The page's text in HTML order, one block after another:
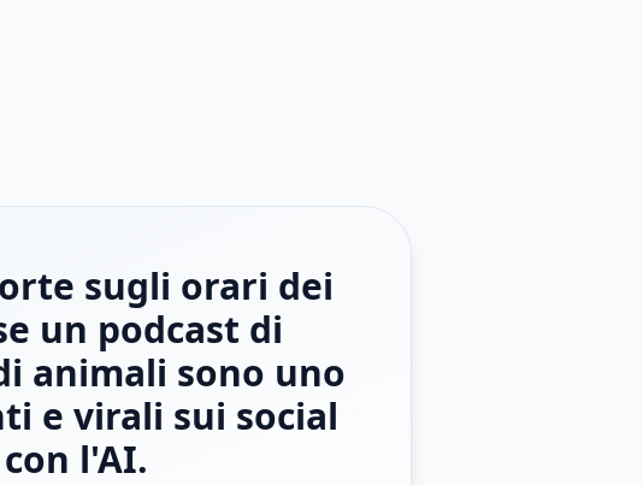
sugli orari dei
un podcast di
animali sono uno
e virali sui social
l'AI.